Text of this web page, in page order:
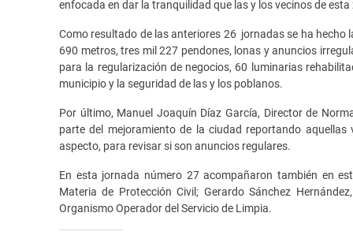
enfocada en dar la tranquilidad que las y los vecinos de esta
Como resultado de las anteriores 26 jornadas se ha
690 metros, tres mil 227 pendones, lonas y anuncios
para la regularización de negocios, 60 luminarias
municipio y la seguridad de las y los poblanos.
Por último, Manuel Joaquín Díaz García, Director de
parte del mejoramiento de la ciudad reportando
aspecto, para revisar si son anuncios regulares.
En esta jornada número 27 acompañaron también en
Materia de Protección Civil; Gerardo Sánchez
Organismo Operador del Servicio de Limpia.